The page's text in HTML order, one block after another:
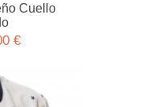
Cuello
€